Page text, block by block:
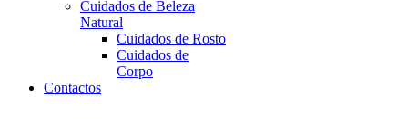
Cuidados de Beleza
Natural
Cuidados de Rosto
Cuidados de
Corpo
Contactos